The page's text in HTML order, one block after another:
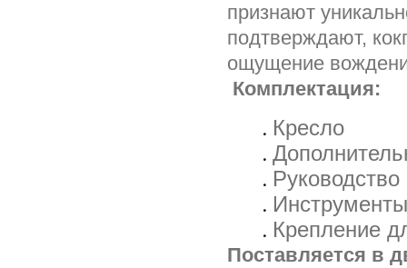
признают
подтверждают,
ощущение
Комплектация:
Кресло
Крепление
Поставляется в